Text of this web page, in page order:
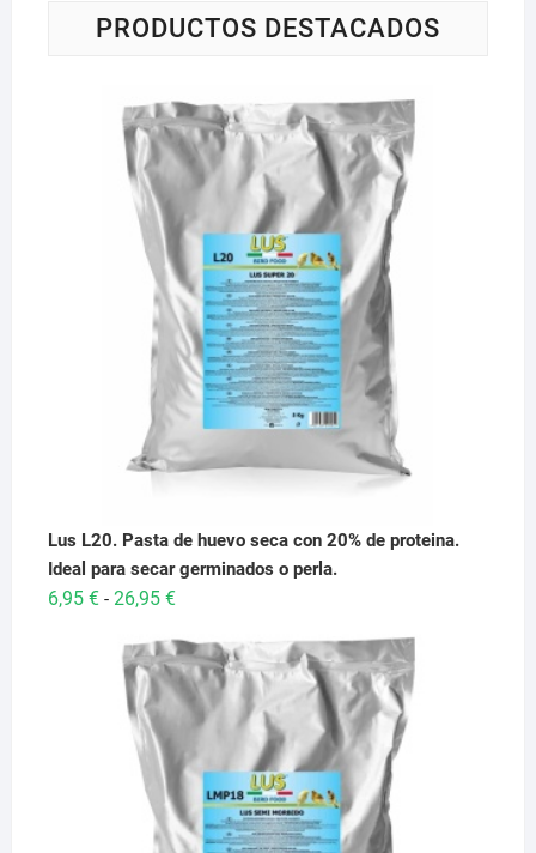
PRODUCTOS DESTACADOS
Lus L20. Pasta de huevo seca con 20% de proteina.
Ideal para secar germinados o perla.
6,95 € - 26,95 €Rango
precios:
desde
6,95 €
26,95 €